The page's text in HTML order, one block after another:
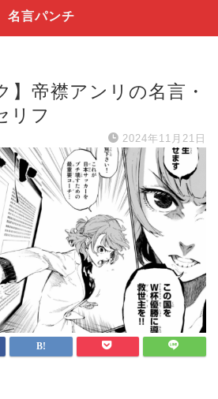
名言パンチ
】帝襟アンリの名言・
リフ
2024年11月21日